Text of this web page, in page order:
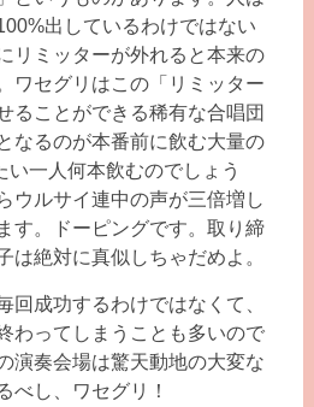
出しているわけではない
リミッターが外れると本来の
ワセグリはこの「リミッター
ることができる稀有な合唱団
なるのが本番前に飲む大量の
い一人何本飲むのでしょう
ウルサイ連中の声が三倍増し
す。ドーピングです。取り締
は絶対に真似しちゃだめよ。
成功するわけではなくて、
わってしまうことも多いので
演奏会場は驚天動地の大変な
べし、ワセグリ！